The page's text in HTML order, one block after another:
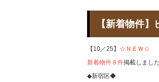
【新着物件
【10／25】 ☆ＮＥＷ☆
新着物件８件掲載しました
◆新宿区◆